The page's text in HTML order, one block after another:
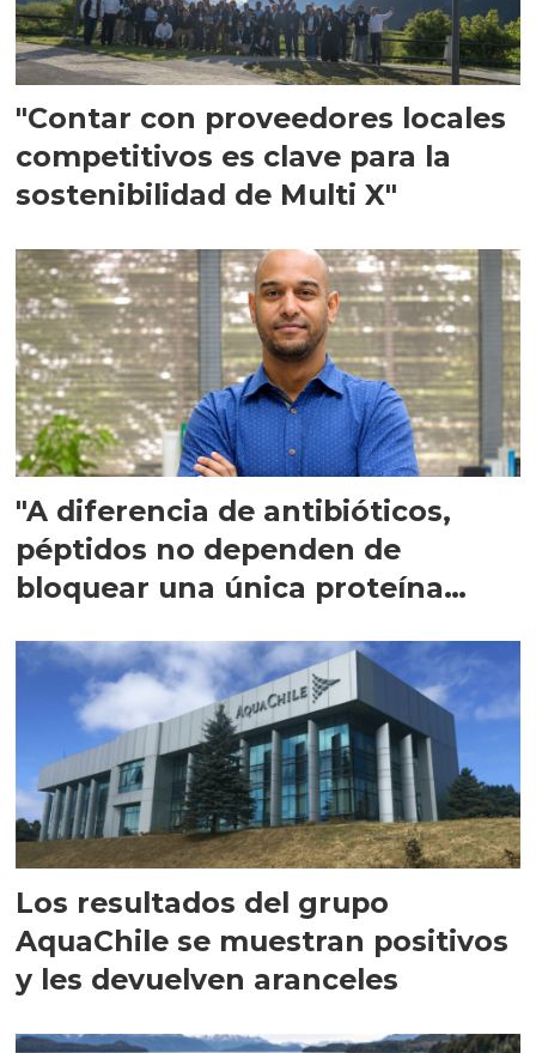
"Contar con proveedores locales
competitivos es clave para la
sostenibilidad de Multi X"
"A diferencia de antibióticos,
péptidos no dependen de
bloquear una única proteína
Los resultados del grupo
AquaChile se muestran positivos
y les devuelven aranceles